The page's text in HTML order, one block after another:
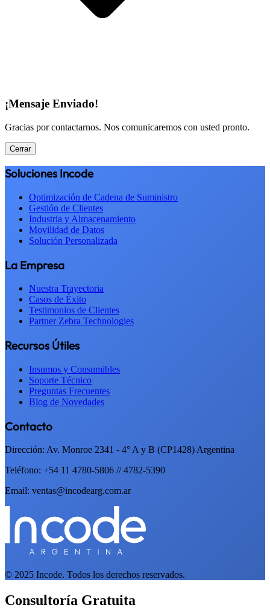
¡Mensaje Enviado!
Gracias por contactarnos. Nos comunicaremos con usted pronto.
Cerrar
Soluciones Incode
Optimización de Cadena de Suministro
Gestión de Clientes
Industria y Almacenamiento
Movilidad de Datos
Solución Personalizada
La Empresa
Nuestra Trayectoria
Casos de Éxito
Testimonios de Clientes
Partner Zebra Technologies
Recursos Útiles
Insumos y Consumibles
Soporte Técnico
Preguntas Frecuentes
Blog de Novedades
Contacto
Dirección: Av. Monroe 2341 - 4° A y B (CP1428) Argentina
Teléfono: +54 11 4780-5806 // 4782-5390
Email: ventas@incodearg.com.ar
© 2025 Incode. Todos los derechos reservados.
Consultoría Gratuita